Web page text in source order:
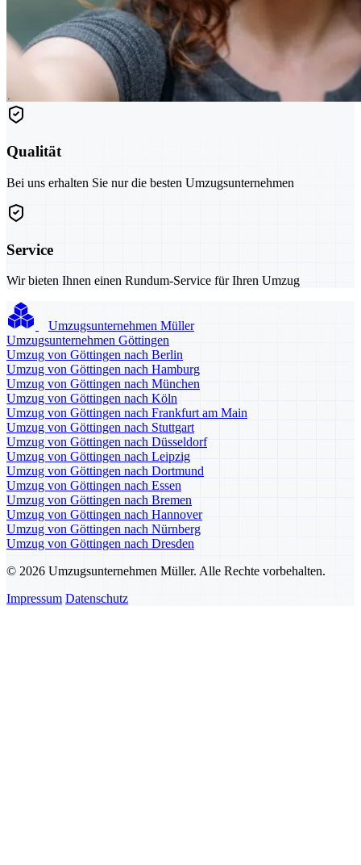
Qualität
Bei uns erhalten Sie nur die besten Umzugsunternehmen
Service
Wir bieten Ihnen einen Rundum-Service für Ihren Umzug
Umzugsunternehmen Müller
Umzugsunternehmen Göttingen
Umzug von Göttingen nach Berlin
Umzug von Göttingen nach Hamburg
Umzug von Göttingen nach München
Umzug von Göttingen nach Köln
Umzug von Göttingen nach Frankfurt am Main
Umzug von Göttingen nach Stuttgart
Umzug von Göttingen nach Düsseldorf
Umzug von Göttingen nach Leipzig
Umzug von Göttingen nach Dortmund
Umzug von Göttingen nach Essen
Umzug von Göttingen nach Bremen
Umzug von Göttingen nach Hannover
Umzug von Göttingen nach Nürnberg
Umzug von Göttingen nach Dresden
© 2026 Umzugsunternehmen Müller. Alle Rechte vorbehalten.
Impressum Datenschutz